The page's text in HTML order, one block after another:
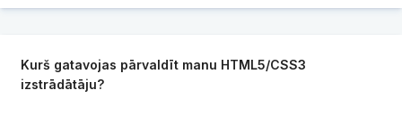
Kurš gatavojas pārvaldīt manu HTML5/CSS3
izstrādātāju?